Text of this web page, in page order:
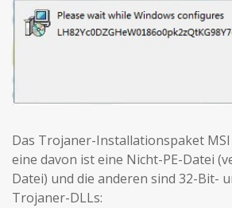
Das Trojaner-Installationspaket
eine davon ist eine Nicht-PE-Datei
Datei) und die anderen sind 32-Bit-
Trojaner-DLLs: